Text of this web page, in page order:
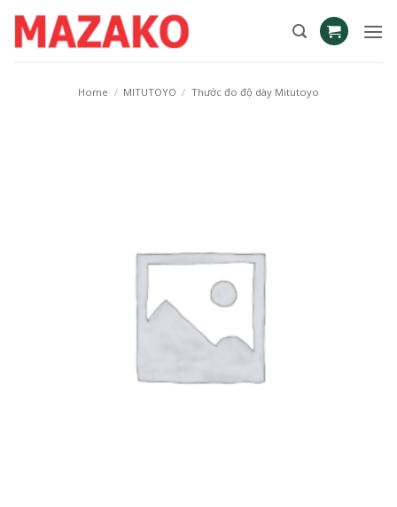
content
Home / MITUTOYO / Thước đo độ dày Mitutoyo